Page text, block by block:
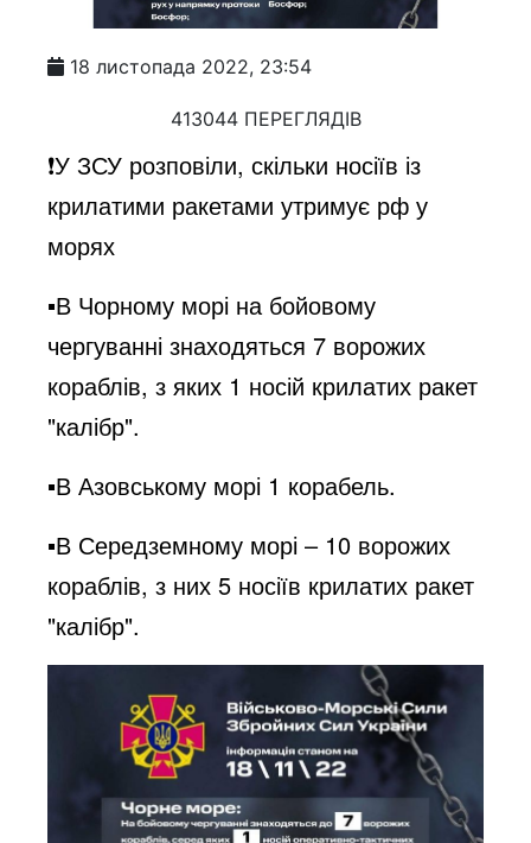
18 листопада 2022, 23:54
413044 ПЕРЕГЛЯДІВ
❗️У ЗСУ розповіли, скільки носіїв із
крилатими ракетами утримує рф у
морях
▪️В Чорному морі на бойовому
чергуванні знаходяться 7 ворожих
кораблів, з яких 1 носій крилатих ракет
"калібр".
▪️В Азовському морі 1 корабель.
▪️В Середземному морі – 10 ворожих
кораблів, з них 5 носіїв крилатих ракет
"калібр".